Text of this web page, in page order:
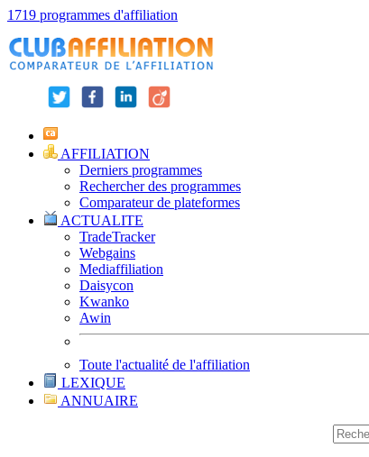
1719 programmes d'affiliation
AFFILIATION
Derniers programmes
Rechercher des programmes
Comparateur de plateformes
ACTUALITE
TradeTracker
Webgains
Mediaffiliation
Daisycon
Kwanko
Awin
Toute l'actualité de l'affiliation
LEXIQUE
ANNUAIRE